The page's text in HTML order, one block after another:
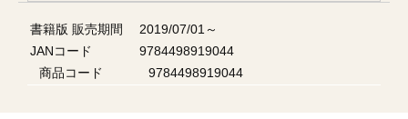
書籍版 販売期間
2019/07/01～
JANコード
9784498919044
商品コード
9784498919044